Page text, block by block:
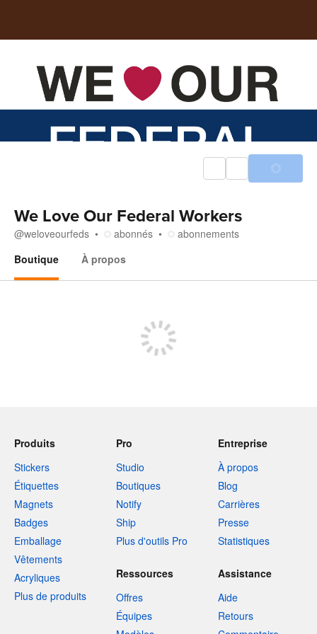
We Love Our Federal Workers
@weloveourfeds abonnés
abonnements
Boutique
À propos
Produits
Stickers
Étiquettes
Magnets
Badges
Emballage
Vêtements
Acryliques
Plus de produits
Pro
Studio
Boutiques
Notify
Ship
Plus d'outils Pro
Entreprise
À propos
Blog
Carrières
Presse
Statistiques
Ressources
Offres
Équipes
Assistance
Aide
Retours